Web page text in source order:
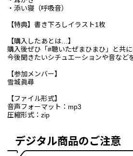
・添い寝（呼吸音）
【特典】書き下ろしイラスト1枚
【購入したあとは…】
購入後ぜひ「#聴いたぜまひまひ」と共
今後聞きたいシチュエーションや音など
【参加メンバー】
雪城眞尋
【ファイル形式】
音声フォーマット：mp3
圧縮形式：zip
デジタル商品のご注意